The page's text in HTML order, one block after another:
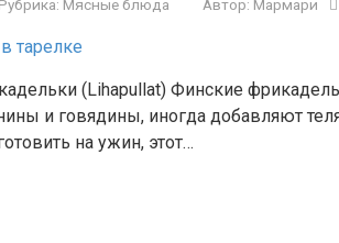
Рубрика: Мясные блюда Автор: Мармари
(Lihapullat) Финские
и говядины, иногда добавляют
на ужин, этот…